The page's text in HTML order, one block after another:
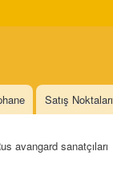
Satış Noktaları
avangard sanatçıları